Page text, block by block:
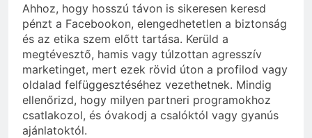
Ahhoz, hogy hosszú távon is sikeresen keresd
pénzt a Facebookon, elengedhetetlen a biztonság
és az etika szem előtt tartása. Kerüld a
megtévesztő, hamis vagy túlzottan agresszív
marketinget, mert ezek rövid úton a profilod vagy
oldalad felfüggesztéséhez vezethetnek. Mindig
ellenőrizd, hogy milyen partneri programokhoz
csatlakozol, és óvakodj a csalóktól vagy gyanús
ajánlatoktól.